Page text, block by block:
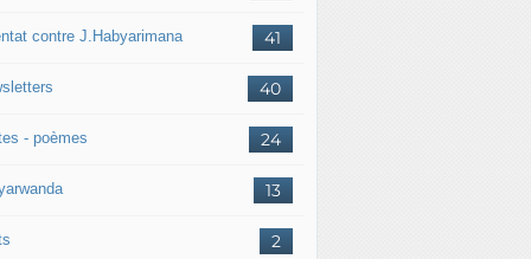
41
contre J.Habyarimana
40
24
- poèmes
13
2